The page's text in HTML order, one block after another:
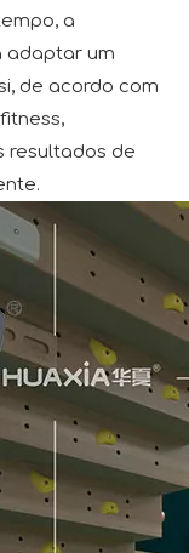
a
adaptar um
de acordo com
resultados de